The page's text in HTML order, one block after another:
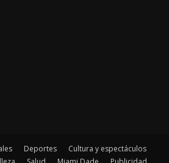
Deportes
Cultura y espectáculos